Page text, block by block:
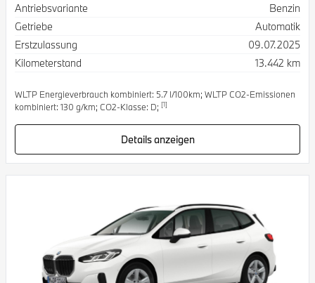
Antriebsvariante
Benzin
Getriebe
Automatik
Erstzulassung
09.07.2025
Kilometerstand
13.442 km
WLTP Energieverbrauch kombiniert: 5.7 l/100km; WLTP CO2-Emissionen
kombiniert: 130 g/km; CO2-Klasse: D; [1]
Details anzeigen